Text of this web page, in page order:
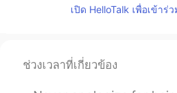
Paty
cerebro , Good job
เปิด HelloTalk เพื่อเข้า
ช่วงเวลาที่เกี่ยวข้อง